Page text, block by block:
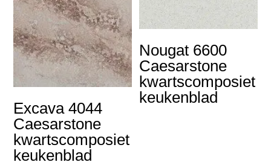
Excava 4044
Caesarstone
kwartscomposiet
keukenblad
Nougat 6600
Caesarstone
kwartscomposiet
keukenblad